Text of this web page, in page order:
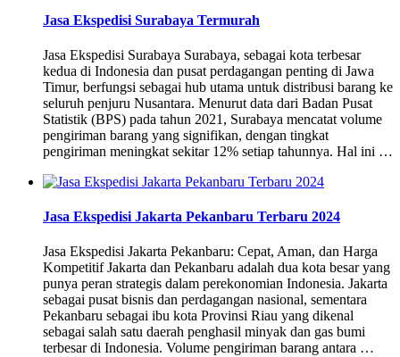
Jasa Ekspedisi Surabaya Termurah
Jasa Ekspedisi Surabaya Surabaya, sebagai kota terbesar
kedua di Indonesia dan pusat perdagangan penting di Jawa
Timur, berfungsi sebagai hub utama untuk distribusi barang ke
seluruh penjuru Nusantara. Menurut data dari Badan Pusat
Statistik (BPS) pada tahun 2021, Surabaya mencatat volume
pengiriman barang yang signifikan, dengan tingkat
pengiriman meningkat sekitar 12% setiap tahunnya. Hal ini …
Jasa Ekspedisi Jakarta Pekanbaru Terbaru 2024
Jasa Ekspedisi Jakarta Pekanbaru: Cepat, Aman, dan Harga
Kompetitif Jakarta dan Pekanbaru adalah dua kota besar yang
punya peran strategis dalam perekonomian Indonesia. Jakarta
sebagai pusat bisnis dan perdagangan nasional, sementara
Pekanbaru sebagai ibu kota Provinsi Riau yang dikenal
sebagai salah satu daerah penghasil minyak dan gas bumi
terbesar di Indonesia. Volume pengiriman barang antara …